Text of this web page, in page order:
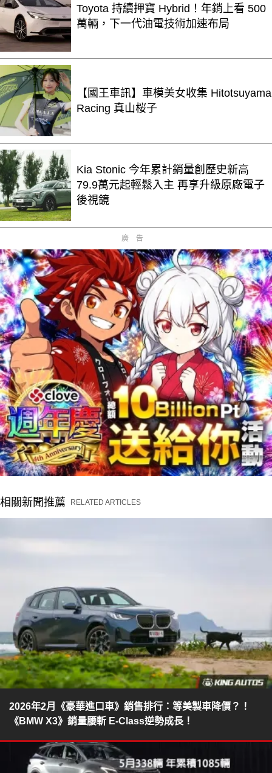
Toyota 持續押寶 Hybrid！年銷上看 500
萬輛，下一代油電技術加速布局
【國王車訊】車模美女收集 Hitotsuyama
Racing 真山桜子
Kia Stonic 今年累計銷量創歷史新高
79.9萬元起輕鬆入主 再享升級原廠電子
後視鏡
廣告
相關新聞推薦 RELATED ARTICLES
2026年2月《豪華進口車》銷售排行：等美製車降價？！
《BMW X3》銷量腰斬 E-Class逆勢成長！